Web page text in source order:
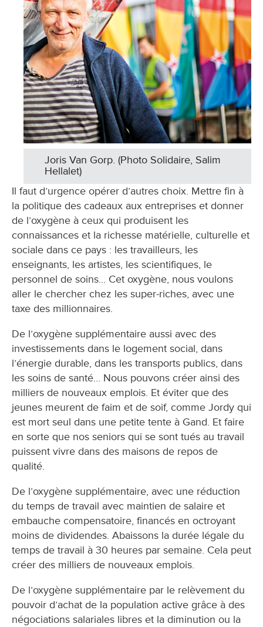
Joris Van Gorp. (Photo Solidaire, Salim
Hellalet)
Il faut d’urgence opérer d’autres choix. Mettre fin à
la politique des cadeaux aux entreprises et donner
de l’oxygène à ceux qui produisent les
connaissances et la richesse matérielle, culturelle et
sociale dans ce pays : les travailleurs, les
enseignants, les artistes, les scientifiques, le
personnel de soins... Cet oxygène, nous voulons
aller le chercher chez les super-riches, avec une
taxe des millionnaires.
De l’oxygène supplémentaire aussi avec des
investissements dans le logement social, dans
l’énergie durable, dans les transports publics, dans
les soins de santé… Nous pouvons créer ainsi des
milliers de nouveaux emplois. Et éviter que des
jeunes meurent de faim et de soif, comme Jordy qui
est mort seul dans une petite tente à Gand. Et faire
en sorte que nos seniors qui se sont tués au travail
puissent vivre dans des maisons de repos de
qualité.
De l’oxygène supplémentaire, avec une réduction
du temps de travail avec maintien de salaire et
embauche compensatoire, financés en octroyant
moins de dividendes. Abaissons la durée légale du
temps de travail à 30 heures par semaine. Cela peut
créer des milliers de nouveaux emplois.
De l’oxygène supplémentaire par le relèvement du
pouvoir d’achat de la population active grâce à des
négociations salariales libres et la diminution ou la